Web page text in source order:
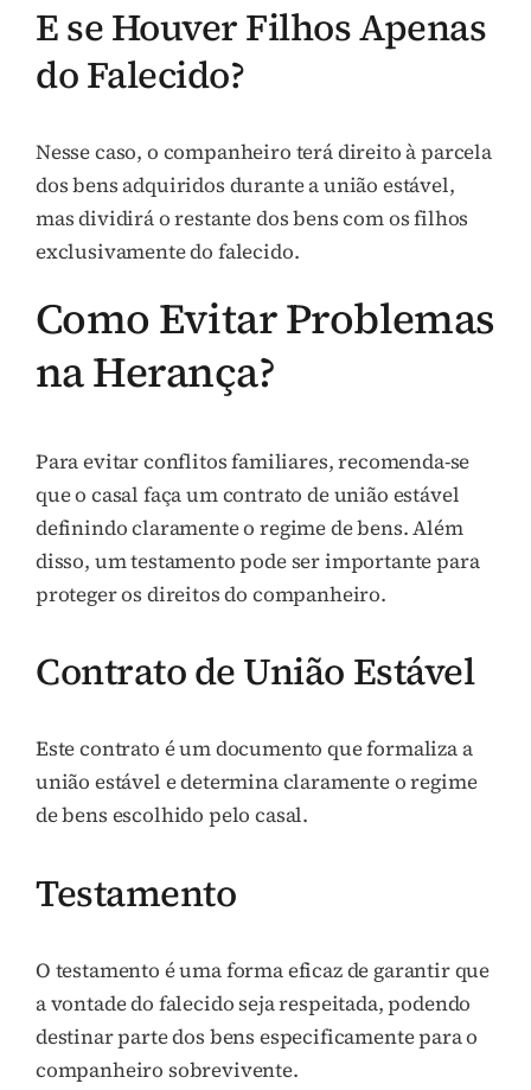
E se Houver Filhos Apenas
do Falecido?
Nesse caso, o companheiro terá direito à parcela
dos bens adquiridos durante a união estável,
mas dividirá o restante dos bens com os filhos
exclusivamente do falecido.
Como Evitar Problemas
na Herança?
Para evitar conflitos familiares, recomenda-se
que o casal faça um contrato de união estável
definindo claramente o regime de bens. Além
disso, um testamento pode ser importante para
proteger os direitos do companheiro.
Contrato de União Estável
Este contrato é um documento que formaliza a
união estável e determina claramente o regime
de bens escolhido pelo casal.
Testamento
O testamento é uma forma eficaz de garantir que
a vontade do falecido seja respeitada, podendo
destinar parte dos bens especificamente para o
companheiro sobrevivente.